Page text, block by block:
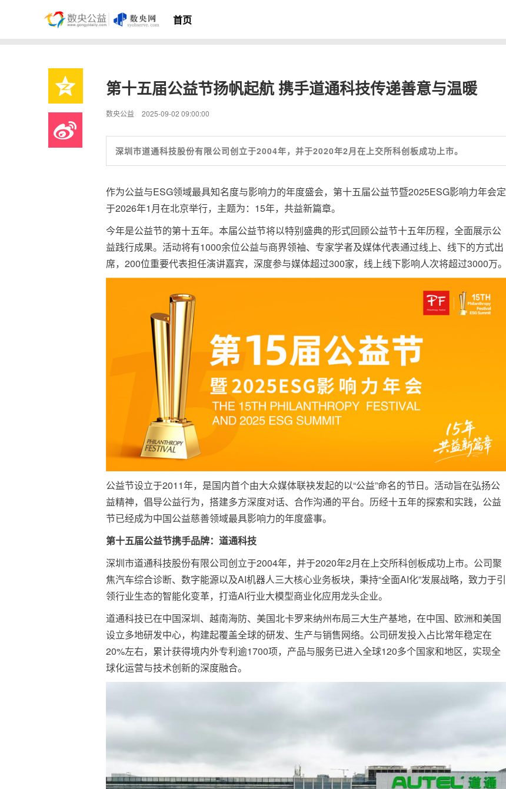
首页
第十五届公益节扬帆起航 携手道通科技传递善意与温暖
数央公益 2025-09-02 09:00:00
深圳市道通科技股份有限公司创立于2004年，并于2020年2月在上交所科创板成功上市。
作为公益与ESG领域最具知名度与影响力的年度盛会，第十五届公益节暨2025ESG影响力年会定
于2026年1月在北京举行，主题为：15年，共益新篇章。
今年是公益节的第十五年。本届公益节将以特别盛典的形式回顾公益节十五年历程，全面展示公
益践行成果。活动将有1000余位公益与商界领袖、专家学者及媒体代表通过线上、线下的方式出
席，200位重要代表担任演讲嘉宾，深度参与媒体超过300家，线上线下影响人次将超过3000万。
公益节设立于2011年，是国内首个由大众媒体联袂发起的以“公益”命名的节日。活动旨在弘扬公
益精神，倡导公益行为，搭建多方深度对话、合作沟通的平台。历经十五年的探索和实践，公益
节已经成为中国公益慈善领域最具影响力的年度盛事。
第十五届公益节携手品牌：道通科技
深圳市道通科技股份有限公司创立于2004年，并于2020年2月在上交所科创板成功上市。公司聚
焦汽车综合诊断、数字能源以及AI机器人三大核心业务板块，秉持“全面AI化”发展战略，致力于引
领行业生态的智能化变革，打造AI行业大模型商业化应用龙头企业。
道通科技已在中国深圳、越南海防、美国北卡罗来纳州布局三大生产基地，在中国、欧洲和美国
设立多地研发中心，构建起覆盖全球的研发、生产与销售网络。公司研发投入占比常年稳定在
20%左右，累计获得境内外专利逾1700项，产品与服务已进入全球120多个国家和地区，实现全
球化运营与技术创新的深度融合。